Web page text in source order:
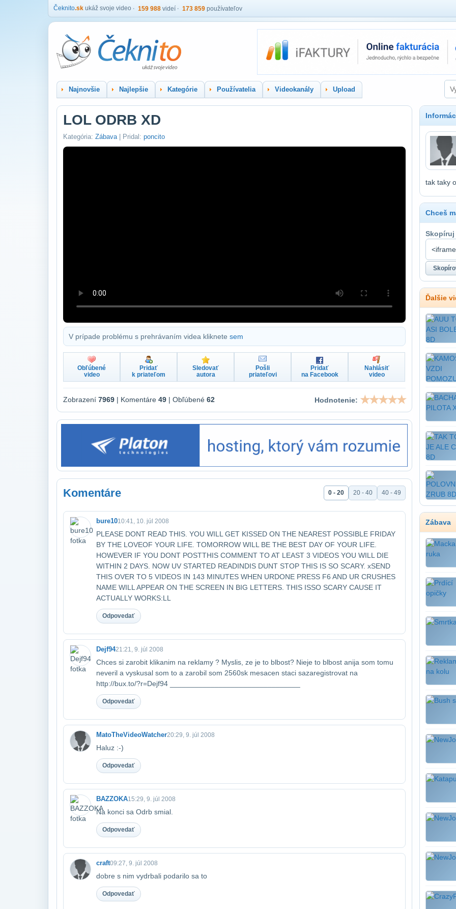
Čeknito.sk ukáž svoje video 159 988 videí 173 859 používateľov
Najnovšie Najlepšie Kategórie Používatelia Videokanály Upload
LOL ODRB XD
Kategória: Zábava| Pridal: poncito
V prípade problému s prehrávaním videa kliknete sem
Obľúbené
video
Pridať
k priateľom
Sledovať
autora
Pošli
priateľovi
Pridať
na Facebook
Nahlásiť
video
Zobrazení 7969 | Komentáre 49 | Obľúbené 62 Hodnotenie:
Komentáre 0 - 20 20 - 40 40 - 49
bure1010:41, 10. júl 2008
PLEASE DONT READ THIS. YOU WILL GET KISSED ON THE NEAREST POSSIBLE FRIDAY
BY THE LOVE​OF YOUR LIFE. TOMORROW WILL BE THE BEST DAY OF YOUR LIFE.
HOWEVER IF YOU DONT POST​THIS COMMENT TO AT LEAST 3 VIDEOS YOU WILL DIE
WITHIN 2 DAYS. NOW UV STARTED READIN​DIS DUNT STOP THIS IS SO SCARY. xSEND
THIS OVER TO 5 VIDEOS IN 143 MINUTES WHEN UR​DONE PRESS F6 AND UR CRUSHES
NAME WILL APPEAR ON THE SCREEN IN BIG LETTERS. THIS IS​SO SCARY CAUSE IT
ACTUALLY WORKS:LL
Odpovedať
Dejf9421:21, 9. júl 2008
Chces si zarobit klikanim na reklamy ? Myslis, ze je to blbost? Nieje to blbost ani​ja som tomu
neveril a vyskusal som to a zarobil som 2560sk mesacen staci sa​zaregistrovat na
http://bux.to/?r=Dejf94 ________________________________
Odpovedať
MatoTheVideoWatcher20:29, 9. júl 2008
Haluz :-)
Odpovedať
BAZZOKA15:29, 9. júl 2008
Na konci sa Odrb smial.
Odpovedať
craft09:27, 9. júl 2008
dobre s nim vydrbali podarilo sa to
Odpovedať
tak taky
Chceš
Ďalšie
Zábava